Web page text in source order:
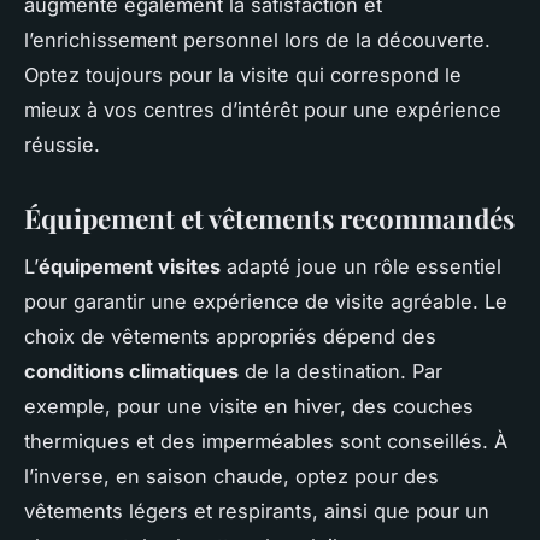
l’enrichissement personnel lors de la découverte.
Optez toujours pour la visite qui correspond le
mieux à vos centres d’intérêt pour une expérience
réussie.
Équipement et vêtements recommandés
L’équipement visites adapté joue un rôle essentiel
pour garantir une expérience de visite agréable. Le
choix de vêtements appropriés dépend des
conditions climatiques de la destination. Par
exemple, pour une visite en hiver, des couches
thermiques et des imperméables sont conseillés. À
l’inverse, en saison chaude, optez pour des
vêtements légers et respirants, ainsi que pour un